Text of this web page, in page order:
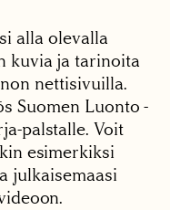
alla olevalla
kuvia ja tarinoita
nettisivuilla.
Suomen Luonto -
palstalle. Voit
esimerkiksi
julkaisemaasi